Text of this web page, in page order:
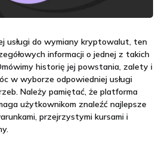
usługi do wymiany kryptowalut, ten
informacji o jednej z takich
historię jej powstania, zalety i
w wyborze odpowiedniej usługi
Należy pamiętać, że platforma
użytkownikom znaleźć najlepsze
przejrzystymi kursami i